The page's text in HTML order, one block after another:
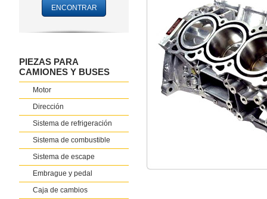
PIEZAS PARA
CAMIONES Y BUSES
Motor
Dirección
Sistema de refrigeración
Sistema de combustible
Sistema de escape
Embrague y pedal
Caja de cambios